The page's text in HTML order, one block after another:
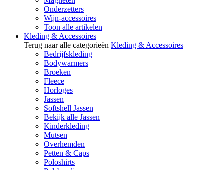
Onderzetters
Wijn-accessoires
Toon alle artikelen
Kleding & Accessoires
Terug naar alle categorieën Kleding & Accessoires
Bedrijfskleding
Bodywarmers
Broeken
Fleece
Horloges
Jassen
Softshell Jassen
Bekijk alle Jassen
Kinderkleding
Mutsen
Overhemden
Petten & Caps
Poloshirts